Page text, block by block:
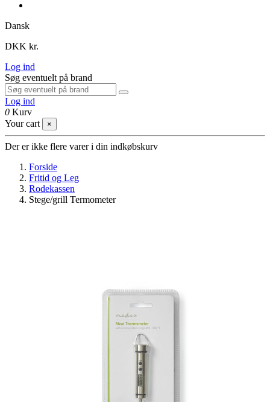
Dansk
DKK kr.
Log ind
Søg eventuelt på brand
Log ind
0 Kurv
Your cart
×
Der er ikke flere varer i din indkøbskurv
Forside
Fritid og Leg
Rodekassen
Stege/grill Termometer